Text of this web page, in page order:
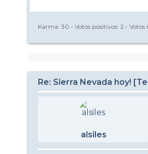
Karma: 30 - Votos positivos: 2 - Votos
Re: Sierra Nevada hoy!
alsiles